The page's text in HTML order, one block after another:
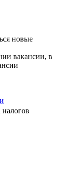
новые
вакансии, в
налогов